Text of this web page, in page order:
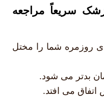
سریعاً مراجعه
روزمره شما را مختل
بدتر می شود.
می افتد.